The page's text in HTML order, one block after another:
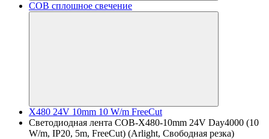
COB сплошное свечение
X480 24V 10mm 10 W/m FreeCut
Светодиодная лента COB-X480-10mm 24V Day4000 (10
W/m, IP20, 5m, FreeCut) (Arlight, Свободная резка)